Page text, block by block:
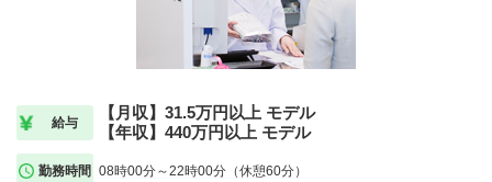
給与
【月収】31.5万円以上 モデル
【年収】440万円以上 モデル
勤務時間 08時00分～22時00分（休憩60分）